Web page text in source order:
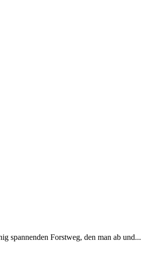
spannenden Forstweg, den man ab und...